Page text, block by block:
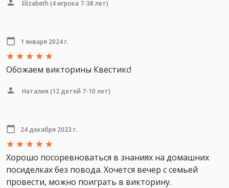
Elizabeth (4 игрока 7-38 лет)
1 января 2024 г.
Обожаем викторины Квестикс!
Наталия (12 детей 7-10 лет)
24 декабря 2023 г.
Хорошо посоревноваться в знаниях на домашних
посиделках без повода. Хочется вечер с семьей
провести, можно поиграть в викторину.